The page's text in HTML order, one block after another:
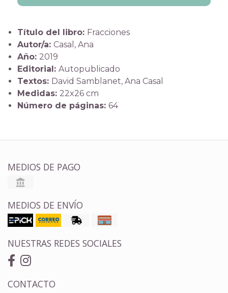
Título del libro: Fracciones
Autor/a: Casal, Ana
Año: 2019
Editorial: Autopublicado
Textos: David Samblanet, Ana Casal
Medidas: 22x26 cm
Número de páginas: 64
MEDIOS DE PAGO
MEDIOS DE ENVÍO
NUESTRAS REDES SOCIALES
CONTACTO